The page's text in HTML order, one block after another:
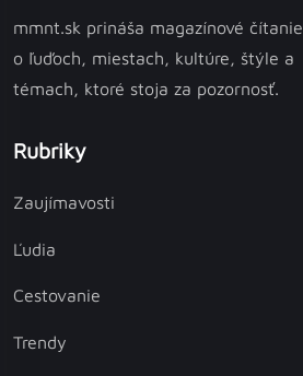
mmnt.sk prináša magazínové čítanie
o ľuďoch, miestach, kultúre, štýle a
témach, ktoré stoja za pozornosť.
Rubriky
Zaujímavosti
Ľudia
Cestovanie
Trendy